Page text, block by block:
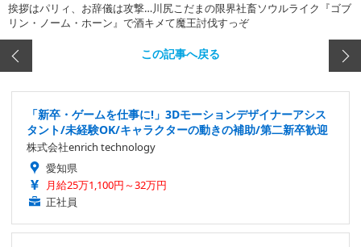
挨拶はパリィ、お辞儀は攻撃…川尻こだまの限界社畜ソウルライク『ゴブ
リン・ノーム・ホーン』で酒キメて魔王討伐すっぞ
この記事へ戻る
「新卒・ゲームを仕事に!」3Dモーションデザイナーアシス
タント/未経験OK/キャラクターの動きの補助/第二新卒歓迎
株式会社enrich technology
愛知県
月給25万1,100円～32万円
正社員